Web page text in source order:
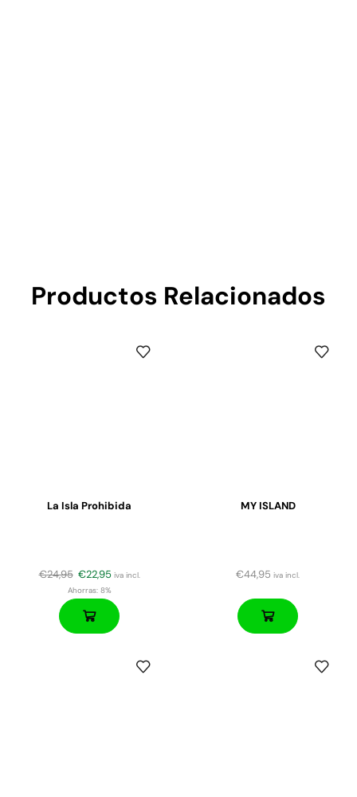
Productos Relacionados
La Isla Prohibida
€24,95 €22,95 iva incl.
Ahorras:8%
MY ISLAND
€44,95 iva incl.